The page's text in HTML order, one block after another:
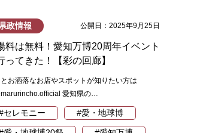
政情報 公開日：2025年9月25日
料は無料！愛知万博20周年イベント
ってきた！【彩の回廊】
とお洒落なお店やスポットが知りたい方は
愛知県の…
セレモニー #愛・地球博